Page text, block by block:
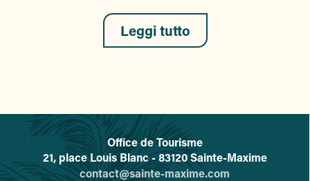
Leggi tutto
L'office de tourisme de Sainte-
Office de Tourisme
21, place Louis Blanc - 83120 Sainte-Maxime
contact@sainte-maxime.com